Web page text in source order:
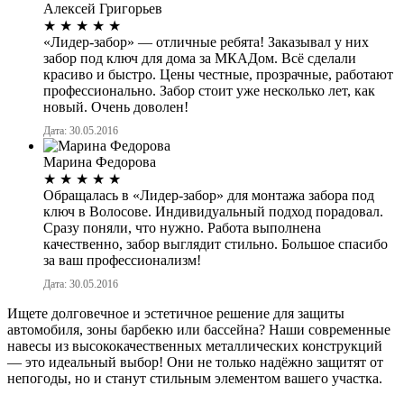
Алексей Григорьев
★ ★ ★ ★ ★
«Лидер-забор» — отличные ребята! Заказывал у них
забор под ключ для дома за МКАДом. Всё сделали
красиво и быстро. Цены честные, прозрачные, работают
профессионально. Забор стоит уже несколько лет, как
новый. Очень доволен!
Дата: 30.05.2016
Марина Федорова
★ ★ ★ ★ ★
Обращалась в «Лидер-забор» для монтажа забора под
ключ в Волосове. Индивидуальный подход порадовал.
Сразу поняли, что нужно. Работа выполнена
качественно, забор выглядит стильно. Большое спасибо
за ваш профессионализм!
Дата: 30.05.2016
Ищете долговечное и эстетичное решение для защиты
автомобиля, зоны барбекю или бассейна? Наши современные
навесы из высококачественных металлических конструкций
— это идеальный выбор! Они не только надёжно защитят от
непогоды, но и станут стильным элементом вашего участка.